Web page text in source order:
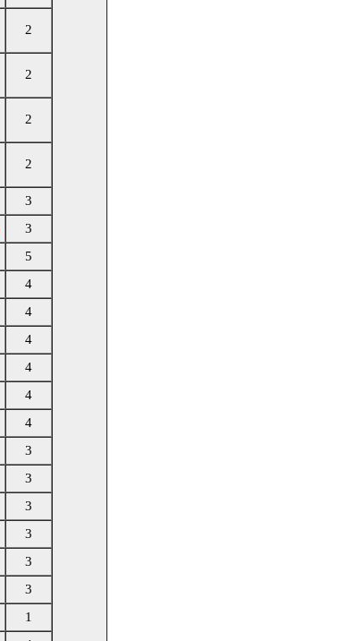
2
2
2
2
3
3
5
4
4
4
4
4
4
3
3
3
3
3
3
1